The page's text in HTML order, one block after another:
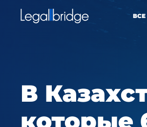
ВСЕ
В
которые